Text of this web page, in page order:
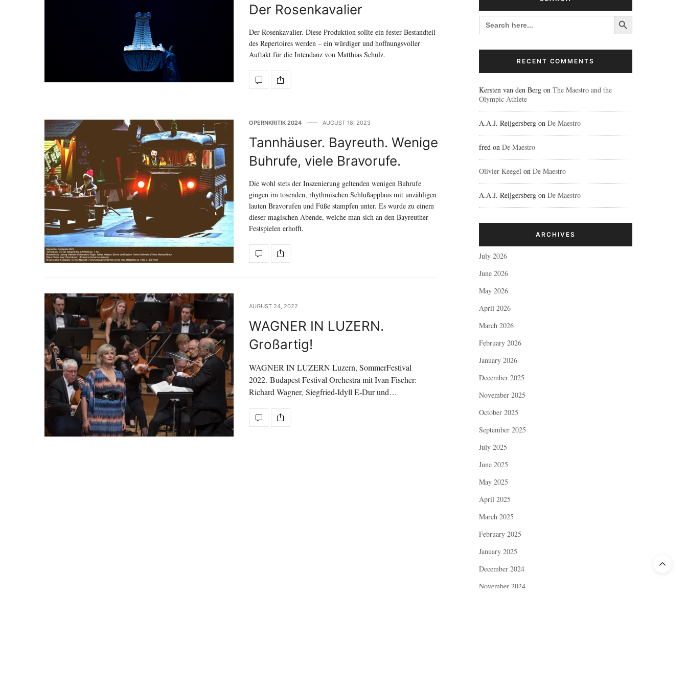
Der Rosenkavalier
Der Rosenkavalier. Diese Produktion sollte ein fester Bestandteil
des Repertoires werden – ein würdiger und hoffnungsvoller
Auftakt für die Intendanz von Matthias Schulz.
OPERNKRITIK 2024 AUGUST 18, 2023
Tannhäuser. Bayreuth. Wenige
Buhrufe, viele Bravorufe.
Die wohl stets der Inszenierung geltenden wenigen Buhrufe
gingen im tosenden, rhythmischen Schlußapplaus mit unzähligen
lauten Bravorufen und Füße stampfen unter. Es wurde zu einem
dieser magischen Abende, welche man sich an den Bayreuther
Festspielen erhofft.
AUGUST 24, 2022
WAGNER IN LUZERN.
Großartig!
WAGNER IN LUZERN Luzern, SommerFestival
2022. Budapest Festival Orchestra mit Ivan Fischer:
Richard Wagner, Siegfried-Idyll E-Dur und…
SEARCH
FOR:
Search Button
RECENT COMMENTS
Kersten van den Berg on The Maestro and the
Olympic Athlete
A.A.J. Reijgersberg on De Maestro
fred on De Maestro
Olivier Keegel on De Maestro
A.A.J. Reijgersberg on De Maestro
ARCHIVES
July 2026
June 2026
May 2026
April 2026
March 2026
February 2026
January 2026
December 2025
November 2025
October 2025
September 2025
July 2025
June 2025
May 2025
April 2025
March 2025
February 2025
January 2025
December 2024
November 2024